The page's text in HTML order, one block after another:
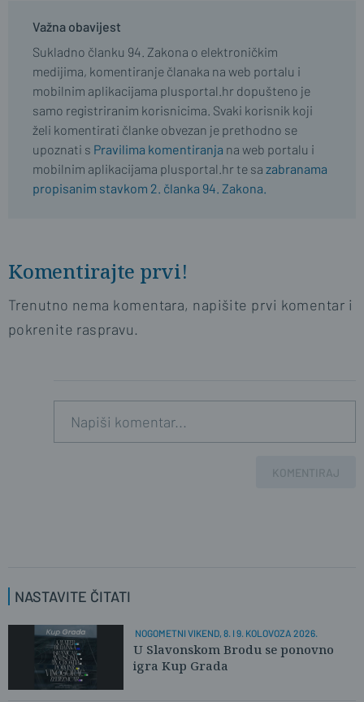
Važna obavijest
Sukladno članku 94. Zakona o elektroničkim
medijima, komentiranje članaka na web portalu i
mobilnim aplikacijama plusportal.hr dopušteno je
samo registriranim korisnicima. Svaki korisnik koji
želi komentirati članke obvezan je prethodno se
upoznati s Pravilima komentiranja na web portalu i
mobilnim aplikacijama plusportal.hr te sa zabranama
propisanim stavkom 2. članka 94. Zakona.
Komentirajte prvi!
Trenutno nema komentara, napišite prvi komentar i
pokrenite raspravu.
KOMENTIRAJ
NASTAVITE ČITATI
NOGOMETNI VIKEND, 8. I 9. KOLOVOZA 2026.
U Slavonskom Brodu se ponovno
igra Kup Grada